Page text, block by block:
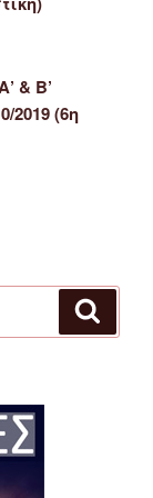
& Β’
2019 (6η